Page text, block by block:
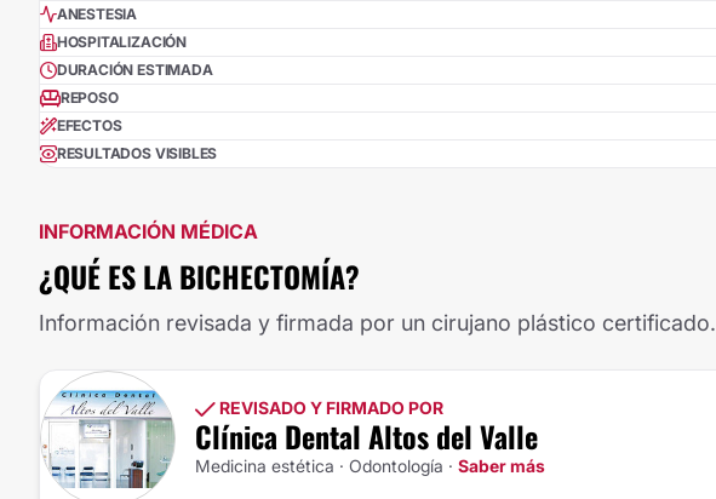
ANESTESIA
HOSPITALIZACIÓN
DURACIÓN ESTIMADA
REPOSO
EFECTOS
RESULTADOS VISIBLES
INFORMACIÓN MÉDICA
¿QUÉ ES LA BICHECTOMÍA?
Información revisada y firmada por un cirujano plástico certificado.
REVISADO Y FIRMADO POR
Clínica Dental Altos del Valle
Medicina estética · Odontología · Saber más